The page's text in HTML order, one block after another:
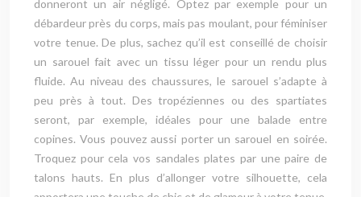
donneront un air négligé. Optez par exemple pour un
débardeur près du corps, mais pas moulant, pour féminiser
votre tenue. De plus, sachez qu’il est conseillé de choisir
un sarouel fait avec un tissu léger pour un rendu plus
fluide. Au niveau des chaussures, le sarouel s’adapte à
peu près à tout. Des tropéziennes ou des spartiates
seront, par exemple, idéales pour une balade entre
copines. Vous pouvez aussi porter un sarouel en soirée.
Troquez pour cela vos sandales plates par une paire de
talons hauts. En plus d’allonger votre silhouette, cela